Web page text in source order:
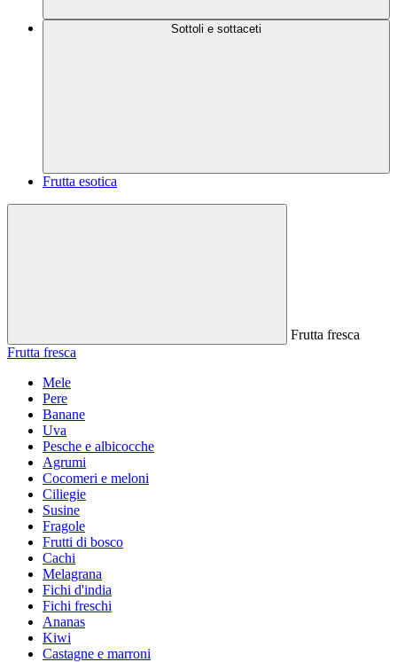
Sottoli e sottaceti
Frutta esotica
Frutta fresca
Frutta fresca
Mele
Pere
Banane
Uva
Pesche e albicocche
Agrumi
Cocomeri e meloni
Ciliegie
Susine
Fragole
Frutti di bosco
Cachi
Melagrana
Fichi d'india
Fichi freschi
Ananas
Kiwi
Castagne e marroni